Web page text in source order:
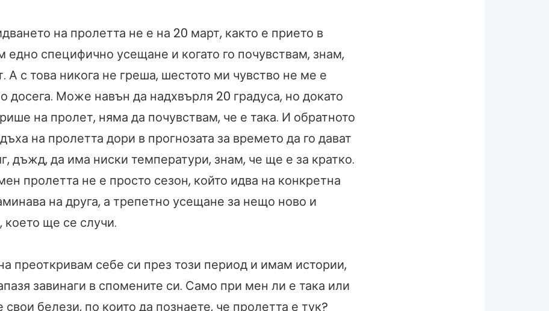
на пролетта не е на 20 март, както е прието в
едно специфично усещане и когато го почувствам, знам,
А с това никога не греша, шестото ми чувство не ме е
досега. Може навън да надхвърля 20 градуса, но докато
на пролет, няма да почувствам, че е така. И обратното
на пролетта дори в прогнозата за времето да го дават
дъжд, да има ниски температури, знам, че ще е за кратко.
пролетта не е просто сезон, който идва на конкретна
на друга, а трепетно усещане за нещо ново и
ще се случи.
преоткривам себе си през този период и имам истории,
завинаги в спомените си. Само при мен ли е така или
свои белези, по които да познаете, че пролетта е тук?